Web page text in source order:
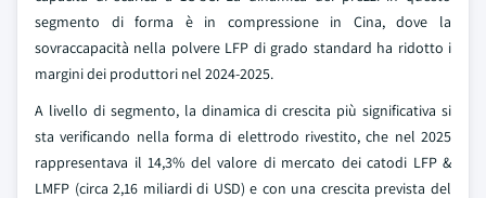
segmento di forma è in compressione in Cina, dove la
sovraccapacità nella polvere LFP di grado standard ha ridotto i
margini dei produttori nel 2024-2025.
A livello di segmento, la dinamica di crescita più significativa si
sta verificando nella forma di elettrodo rivestito, che nel 2025
rappresentava il 14,3% del valore di mercato dei catodi LFP &
LMFP (circa 2,16 miliardi di USD) e con una crescita prevista del